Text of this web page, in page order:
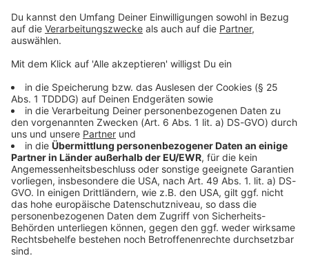
© dpa-infocom, dpa:251029-930-221639/2
Bayern